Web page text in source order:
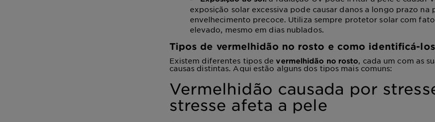
exposição solar excessiva pode causar danos a longo prazo na
envelhecimento precoce. Utiliza sempre protetor solar com
elevado, mesmo em dias nublados.
Tipos de vermelhidão no rosto e como identificá-los
Existem diferentes tipos de vermelhidão no rosto, cada um com as
causas distintas. Aqui estão alguns dos tipos mais comuns:
Vermelhidão causada por
stresse afeta a pele